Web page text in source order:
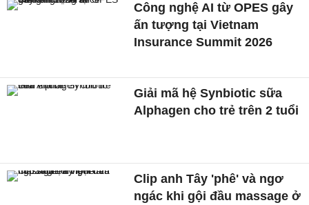
Công nghệ AI từ OPES gây
ấn tượng tại Vietnam
Insurance Summit 2026
Giải mã hệ Synbiotic sữa
Alphagen cho trẻ trên 2 tuổi
Clip anh Tây 'phê' và ngơ
ngác khi gội đầu massage ở